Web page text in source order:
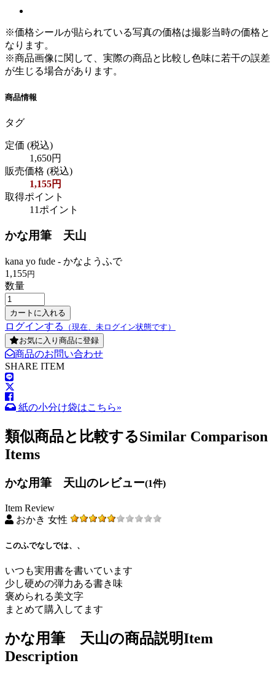
※価格シールが貼られている写真の価格は撮影当時の価格と
なります。
※商品画像に関して、実際の商品と比較し色味に若干の誤差
が生じる場合があります。
商品情報
タグ
定価 (税込)
1,650円
販売価格 (税込)
1,155円
取得ポイント
11ポイント
かな用筆 天山
kana yo fude - かなようふで
1,155円
数量
ログインする
（現在、未ログイン状態です）
お気に入り商品に登録
商品のお問い合わせ
SHARE ITEM
紙の小分け袋はこちら»
類似商品と比較するSimilar Comparison
Items
かな用筆 天山のレビュー(1件)
Item Review
おかき 女性
このふでなしでは、、
いつも実用書を書いています
少し硬めの弾力ある書き味
褒められる美文字
まとめて購入してます
かな用筆 天山の商品説明Item
Description